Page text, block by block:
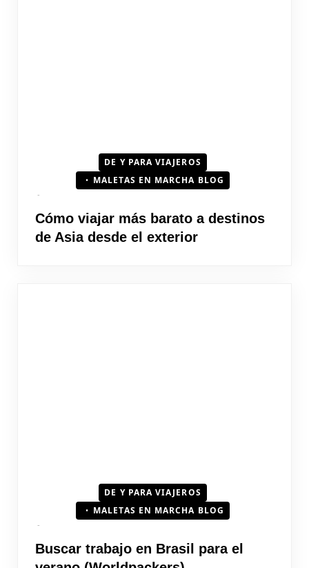
DE Y PARA VIAJEROS
MALETAS EN MARCHA BLOG
Cómo viajar más barato a destinos
de Asia desde el exterior
DE Y PARA VIAJEROS
MALETAS EN MARCHA BLOG
Buscar trabajo en Brasil para el